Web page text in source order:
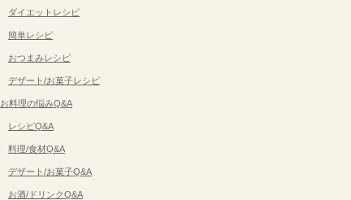
ダイエットレシピ
簡単レシピ
おつまみレシピ
デザート/お菓子レシピ
お料理の悩みQ&A
レシピQ&A
料理/食材Q&A
デザート/お菓子Q&A
お酒/ドリンクQ&A